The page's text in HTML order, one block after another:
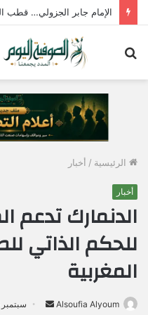
الإمام جابر الجزولي… قطب
الرئيسية / أخبار
أخبار
الدنمارك تدعم
للحكم الذاتي
المغربية
Alsoufia Alyoum سبتمبر 26, 2024